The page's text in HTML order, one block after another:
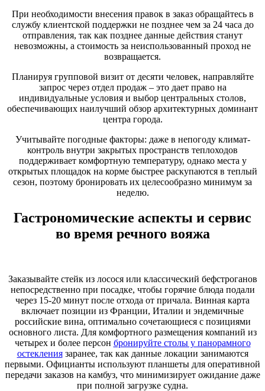
При необходимости внесения правок в заказ обращайтесь в
службу клиентской поддержки не позднее чем за 24 часа до
отправления, так как позднее данные действия станут
невозможны, а стоимость за неиспользованный проход не
возвращается.
Планируя групповой визит от десяти человек, направляйте
запрос через отдел продаж – это дает право на
индивидуальные условия и выбор центральных столов,
обеспечивающих наилучший обзор архитектурных доминант
центра города.
Учитывайте погодные факторы: даже в непогоду климат-
контроль внутри закрытых пространств теплоходов
поддерживает комфортную температуру, однако места у
открытых площадок на корме быстрее раскупаются в теплый
сезон, поэтому бронировать их целесообразно минимум за
неделю.
Гастрономические аспекты и сервис
во время речного вояжа
Заказывайте стейк из лосося или классический бефстроганов
непосредственно при посадке, чтобы горячие блюда подали
через 15-20 минут после отхода от причала. Винная карта
включает позиции из Франции, Италии и эндемичные
российские вина, оптимально сочетающиеся с позициями
основного листа. Для комфортного размещения компаний из
четырех и более персон бронируйте столы у панорамного
остеклениязаранее, так как данные локации занимаются
первыми. Официанты используют планшеты для оперативной
передачи заказов на камбуз, что минимизирует ожидание даже
при полной загрузке судна.